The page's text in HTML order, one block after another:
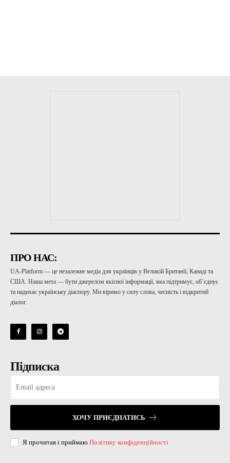
ПРО НАС:
UA-Platform — це незалежне медіа для українців у Великій Британії, Канаді та
США. Наша мета — бути джерелом якісної інформації, яка підтримує, об’єднує
та надихає українську діаспору. Ми віримо у силу слова, чесність і відкритий
діалог.
Підписка
ХОЧУ ПРИЄДНАТИСЬ
Я прочитав і приймаю Політику конфіденційності